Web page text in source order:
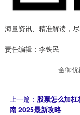
海量资讯、精准解读，
责任编辑：李铁民
金御优
上一篇： 股票怎么加
南 2025最新攻略